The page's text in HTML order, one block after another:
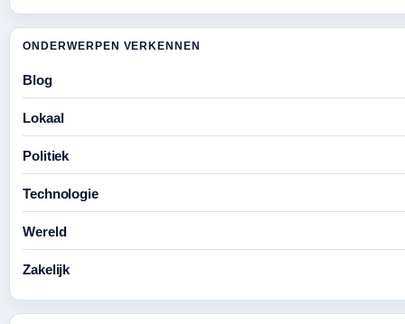
ONDERWERPEN VERKENNEN
Blog
Lokaal
Politiek
Technologie
Wereld
Zakelijk